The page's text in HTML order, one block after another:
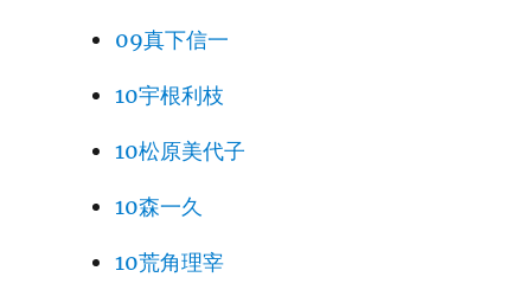
09真下信一
10宇根利枝
10松原美代子
10森一久
10荒角理宰